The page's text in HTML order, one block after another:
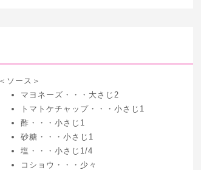
＜ソース＞
マヨネーズ・・・大さじ2
トマトケチャップ・・・小さじ1
酢・・・小さじ1
砂糖・・・小さじ1
塩・・・小さじ1/4
コショウ・・・少々